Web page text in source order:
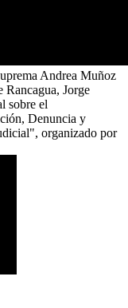
Andrea Muñoz
Rancagua, Jorge
sobre el
Denuncia y
organizado por